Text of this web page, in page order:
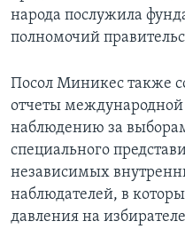
народа послужила
полномочий
Посол Миникес также
отчеты
наблюдению за
специального
независимых
наблюдателей, в
давления на